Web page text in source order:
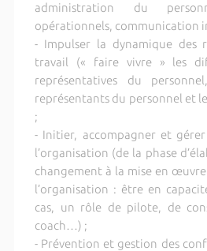
administration du
opérationnels, communication
- Impulser la dynamique des
travail (« faire vivre » les
représentatives du
représentants du personnel et
;
- Initier, accompagner et
l’organisation (de la phase
changement à la mise en
l’organisation : être en
cas, un rôle de pilote, de
coach…) ;
- Prévention et gestion des